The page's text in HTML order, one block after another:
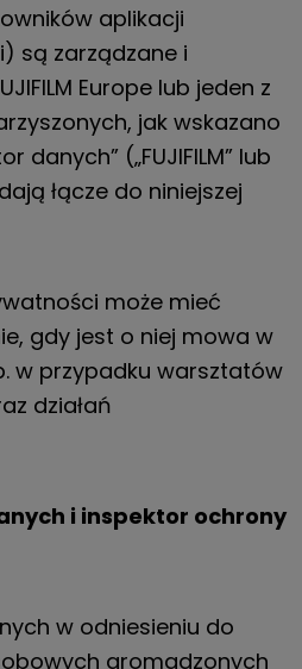
aplikacji
są zarządzane i
Europe lub jeden z
jak wskazano
danych” („FUJIFILM” lub
łącze do niniejszej
może mieć
gdy jest o niej mowa w
w przypadku warsztatów
działań
i inspektor ochrony
w odniesieniu do
gromadzonych